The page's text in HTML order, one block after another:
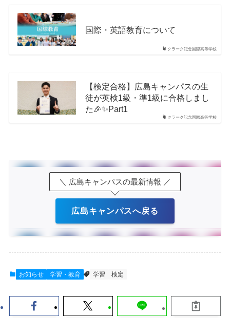
クラーク記念国際高等学校
国際・英語教育について
クラーク記念国際高等学校
【検定合格】広島キャンパスの生
徒が英検1級・準1級に合格しまし
た🎉✨Part1
＼ 広島キャンパスの最新情報 ／
広島キャンパスへ戻る
お知らせ 学習・教育 学習 検定